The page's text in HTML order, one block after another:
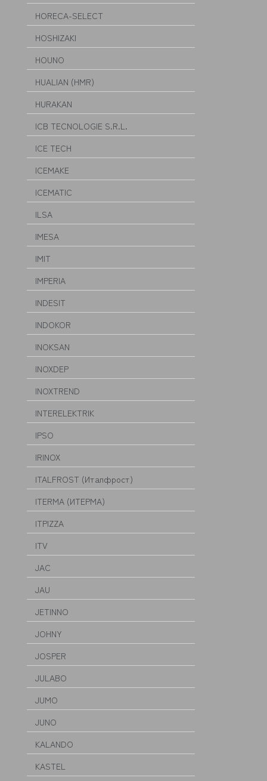
HORECA-SELECT
HOSHIZAKI
HOUNO
HUALIAN (HMR)
HURAKAN
ICB TECNOLOGIE S.R.L.
ICE TECH
ICEMAKE
ICEMATIC
ILSA
IMESA
IMIT
IMPERIA
INDESIT
INDOKOR
INOKSAN
INOXDEP
INOXTREND
INTERELEKTRIK
IPSO
IRINOX
ITALFROST (Италфрост)
ITERMA (ИТЕРМА)
ITPIZZA
ITV
JAC
JAU
JETINNO
JOHNY
JOSPER
JULABO
JUMO
JUNO
KALANDO
KASTEL